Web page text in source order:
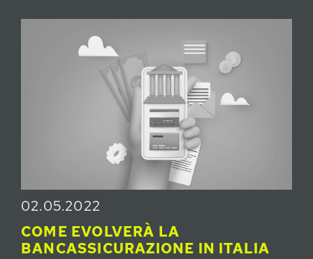
02.05.2022
COME EVOLVERÀ LA
BANCASSICURAZIONE IN ITALIA